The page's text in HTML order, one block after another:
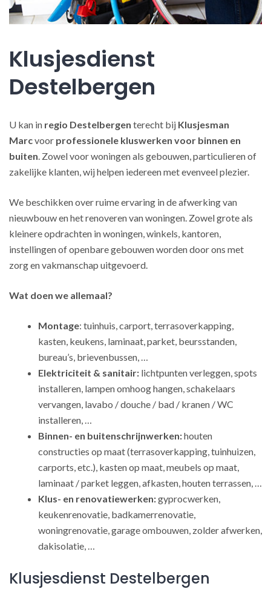
Klusjesdienst
Destelbergen
U kan in regio Destelbergen terecht bij Klusjesman
Marcvoor professionele kluswerken voor binnen en
buiten. Zowel voor woningen als gebouwen, particulieren of
zakelijke klanten, wij helpen iedereen met evenveel plezier.
We beschikken over ruime ervaring in de afwerking van
nieuwbouw en het renoveren van woningen. Zowel grote als
kleinere opdrachten in woningen, winkels, kantoren,
instellingen of openbare gebouwen worden door ons met
zorg en vakmanschap uitgevoerd.
Wat doen we allemaal?
Montage: tuinhuis, carport, terrasoverkapping,
kasten, keukens, laminaat, parket, beursstanden,
bureau’s, brievenbussen, …
Elektriciteit & sanitair: lichtpunten verleggen, spots
installeren, lampen omhoog hangen, schakelaars
vervangen, lavabo / douche / bad / kranen / WC
installeren, …
Binnen- en buitenschrijnwerken:houten
constructies op maat (terrasoverkapping, tuinhuizen,
carports, etc.), kasten op maat, meubels op maat,
laminaat / parket leggen, afkasten, houten terrassen, …
Klus- en renovatiewerken:gyprocwerken,
keukenrenovatie, badkamerrenovatie,
woningrenovatie, garage ombouwen, zolder afwerken,
dakisolatie, …
Klusjesdienst Destelbergen